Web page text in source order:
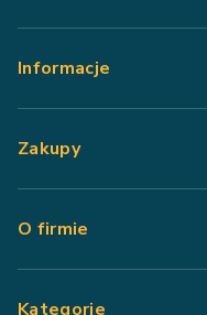
Informacje
Zakupy
O firmie
Kategorie